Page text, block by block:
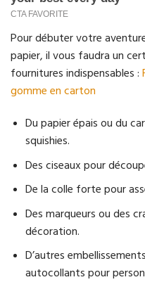
Pour débuter votre
papier, il vous faudra un
fournitures indispensables :
gomme en carton
Du papier épais ou du
squishies.
Des ciseaux pour
De la colle forte pour
Des marqueurs ou des
décoration.
D’autres
autocollants pour